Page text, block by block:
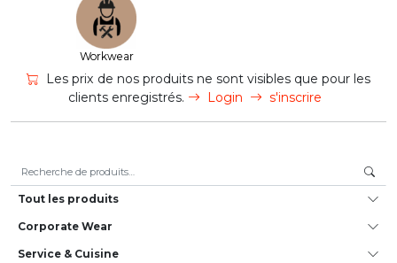
Workwear
Les prix de nos produits ne sont visibles que pour les
clients enregistrés.
Login s'inscrire
Tout les produits
Corporate Wear
Service & Cuisine